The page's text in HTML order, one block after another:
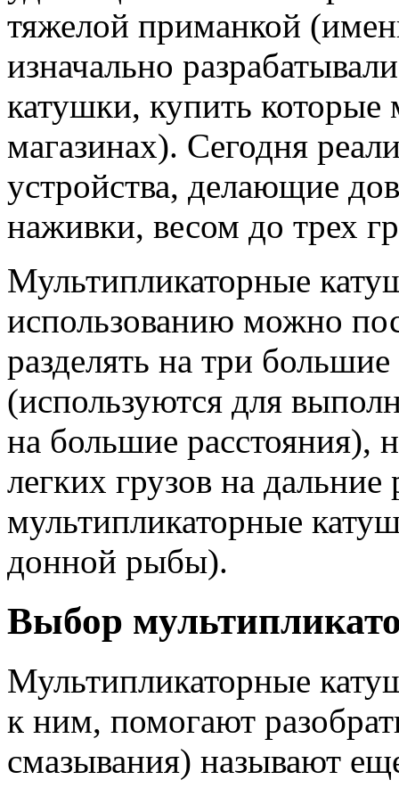
тяжелой приманкой
изначально
катушки, купить
магазинах). Сегодня
устройства, делающие
наживки, весом до трех
Мультипликаторные
использованию можно
разделять на три
(используются для
на большие расстояния),
легких грузов на дальние
мультипликаторные
донной рыбы).
Выбор
Мультипликаторные
к ним, помогают
смазывания) называют